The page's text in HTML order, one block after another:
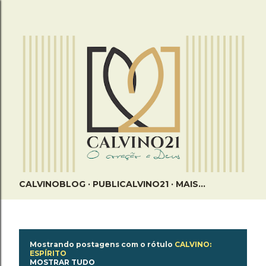
CALVINOBLOG PUBLICALVINO21 MAIS…
Mostrando postagens com o rótulo CALVINO:
ESPÍRITO
MOSTRAR TUDO